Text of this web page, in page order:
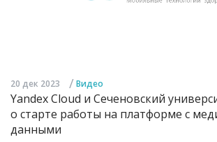
20 дек 2023 / Видео
Yandex Cloud и Сеченовский
о старте работы на платформе с
данными